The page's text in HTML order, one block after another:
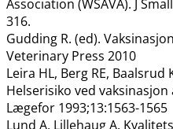
Association (WSAVA). J
316.
Gudding R. (ed).
Veterinary Press 2010
Leira HL, Berg RE, Baalsrud
Helserisiko ved
Lægefor 1993;13:1563-1565
Lund A, Lillehaug A.